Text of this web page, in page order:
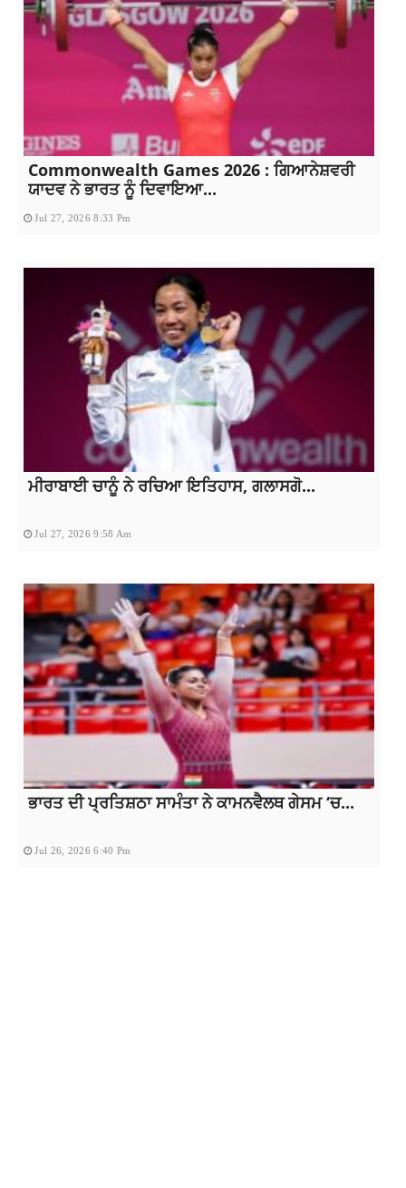
Commonwealth Games 2026 : ਗਿਆਨੇਸ਼ਵਰੀ
ਯਾਦਵ ਨੇ ਭਾਰਤ ਨੂੰ ਦਿਵਾਇਆ...
Jul 27, 2026 8:33 Pm
ਮੀਰਾਬਾਈ ਚਾਨੂੰ ਨੇ ਰਚਿਆ ਇਤਿਹਾਸ, ਗਲਾਸਗੋ...
Jul 27, 2026 9:58 Am
ਭਾਰਤ ਦੀ ਪ੍ਰਤਿਸ਼ਠਾ ਸਾਮੰਤਾ ਨੇ ਕਾਮਨਵੈਲਥ ਗੇਸਮ ‘ਚ...
Jul 26, 2026 6:40 Pm